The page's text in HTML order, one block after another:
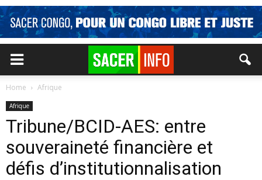
Home Afrique
Afrique
Tribune/BCID-AES: entre
souveraineté financière et
défis d’institutionnalisation